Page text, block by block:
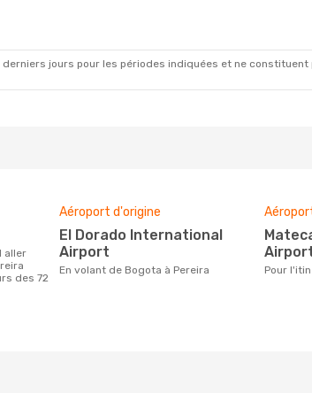
PEI
jours pour les périodes indiquées et ne
des 72
Aéroport d'origine
El Dorado International
Airport
En volant de Bogota à Pereira
Matecana International
Pour